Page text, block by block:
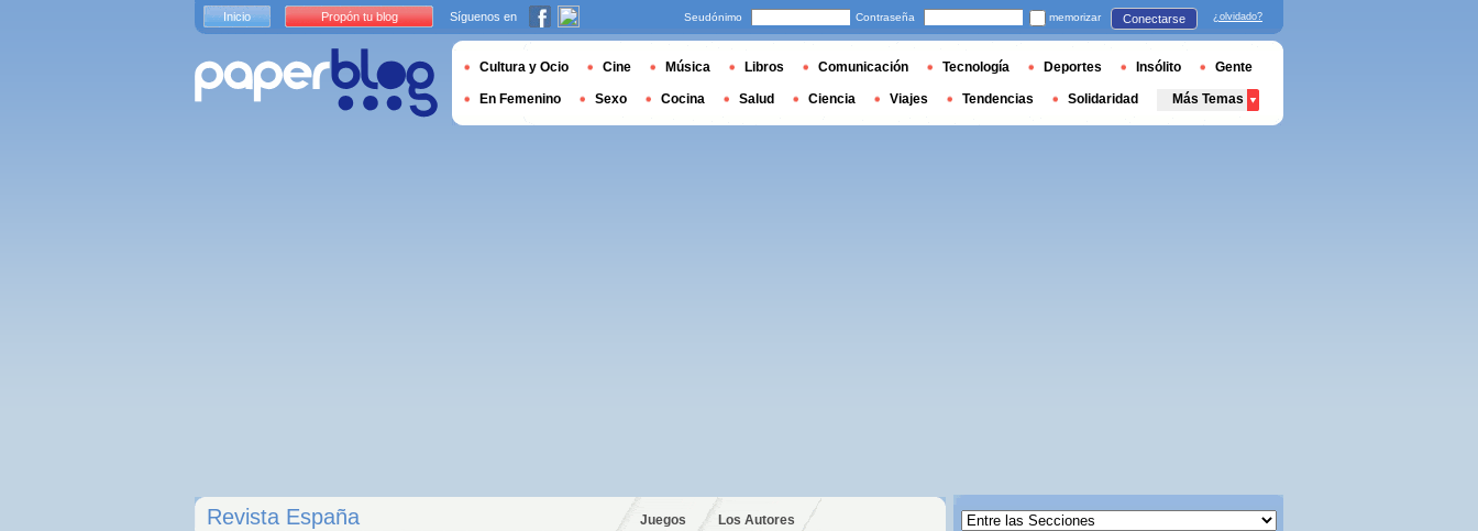
Revista España Juegos Los Autores
Inicio Propón tu blog Síguenos en Seudónimo Contraseña memorizar Conectarse ¿olvidado?
Cultura y Ocio Cine Música Libros Comunicación Tecnología Deportes Insólito Gente
En Femenino Sexo Cocina Salud Ciencia Viajes Tendencias Solidaridad Más Temas